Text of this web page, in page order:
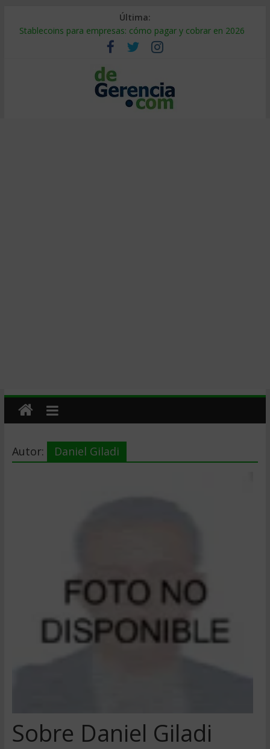
Última:
Stablecoins para empresas: cómo pagar y cobrar en 2026
Despido silencioso: qué es y por qué sale tan caro
IA en selección de personal: cómo auditarla a tiempo
Trabajo forzoso en la cadena de suministro: qué hacer
Mercado hispano de EE. UU.: cómo segmentarlo y venderle
Autor: Daniel Giladi
Sobre Daniel Giladi